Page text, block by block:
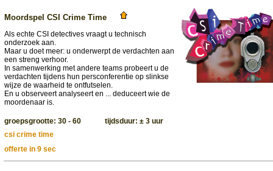
Moordspel CSI Crime Time
Als echte CSI detectives vraagt u technisch
onderzoek aan.
Maar u doet meer: u onderwerpt de verdachten aan
een streng verhoor.
In samenwerking met andere teams probeert u de
verdachten tijdens hun persconferentie op slinkse
wijze de waarheid te ontfutselen.
En u observeert analyseert en ... deduceert wie de
moordenaar is.
groepsgrootte: 30 - 60 tijdsduur: ± 3 uur
csi crime time
offerte in 9 sec